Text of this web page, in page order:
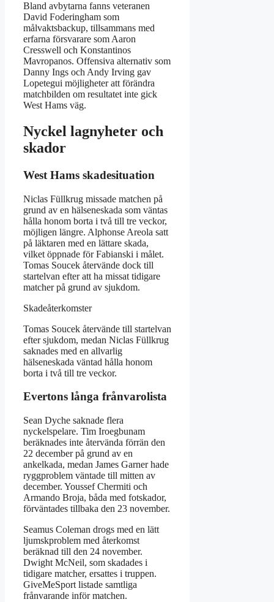
Bland avbytarna fanns veteranen
David Foderingham som
målvaktsbackup, tillsammans med
erfarna försvarare som Aaron
Cresswell och Konstantinos
Mavropanos. Offensiva alternativ som
Danny Ings och Andy Irving gav
Lopetegui möjligheter att förändra
matchbilden om resultatet inte gick
West Hams väg.
Nyckel lagnyheter och
skador
West Hams skadesituation
Niclas Füllkrug missade matchen på
grund av en hälseneskada som väntas
hålla honom borta i två till tre veckor,
möjligen längre. Alphonse Areola satt
på läktaren med en lättare skada,
vilket öppnade för Fabianski i målet.
Tomas Soucek återvände dock till
startelvan efter att ha missat tidigare
matcher på grund av sjukdom.
Skadeåterkomster
Tomas Soucek återvände till startelvan
efter sjukdom, medan Niclas Füllkrug
saknades med en allvarlig
hälseneskada väntad hålla honom
borta i två till tre veckor.
Evertons långa frånvarolista
Sean Dyche saknade flera
nyckelspelare. Tim Iroegbunam
beräknades inte återvända förrän den
22 december på grund av en
ankelkada, medan James Garner hade
ryggproblem väntade till mitten av
december. Youssef Chermiti och
Armando Broja, båda med fotskador,
förväntades tillbaka den 23 november.
Seamus Coleman drogs med en lätt
ljumskproblem med återkomst
beräknad till den 24 november.
Dwight McNeil, som skadades i
tidigare matcher, ersattes i truppen.
GiveMeSport listade samtliga
frånvarande inför matchen.